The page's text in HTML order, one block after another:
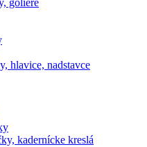
goliere
hlavice, nadstavce
kadernícke kreslá